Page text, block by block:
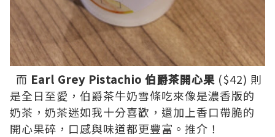
而 Earl Grey Pistachio 伯爵茶開心果 ($42) 則
是全日至愛，伯爵茶牛奶雪條吃來像是濃香版的
奶茶，奶茶迷如我十分喜歡，還加上香口帶脆的
開心果碎，口感與味道都更豐富。推介！